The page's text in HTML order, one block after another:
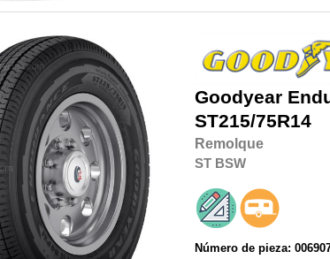
Goodyear
ST215/75R14
Remolque
ST BSW
Número de pieza: